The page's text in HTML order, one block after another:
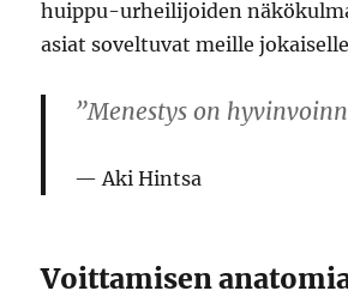
huippu-urheilijoiden
asiat soveltuvat meille
”Menestys on
Aki Hintsa
Voittamisen